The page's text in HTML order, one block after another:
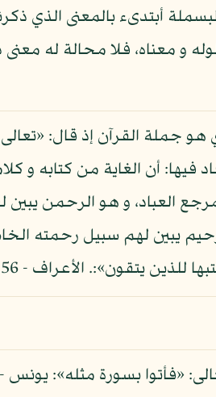
أبتدىء بالمعنى الذي
و معناه، فلا محالة له
جملة القرآن إذ قال:
من الآيات التي أفاد فيها: أن الغاية
مرجع العباد، و هو الرحمن
يبين لهم سبيل رحمته
يتقون»:. الأعراف - 156.
«فأتوا بسورة مثله»: يونس - 38.